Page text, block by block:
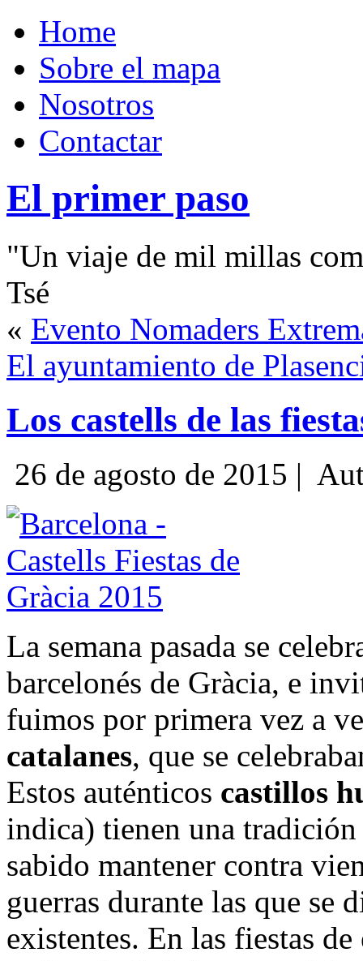
Home
Sobre el mapa
Nosotros
Contactar
El primer paso
"Un viaje de mil millas
Tsé
« Evento Nomaders
El ayuntamiento de
Los castells de las
26 de agosto de 2015 |
La semana pasada se
barcelonés de Gràcia, e
fuimos por primera vez a
catalanes, que se
Estos auténticos castillos
indica) tienen una tradición
sabido mantener contra
guerras durante las que se
existentes. En las fiestas